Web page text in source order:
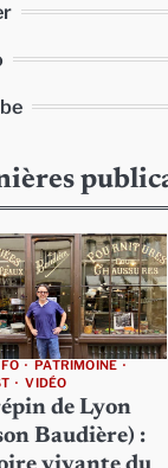
PATRIMOINE
VIDÉO
de Lyon
Baudière) :